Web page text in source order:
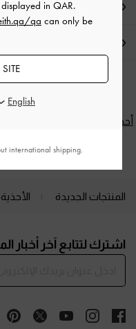
العروض الحصرية
أحذية الهيلز ذات الكعب
المنتجات الجديدة الأحذية
اشترك لتتابع آخر أخبار
in QAR.
qa can only be
international shipping.